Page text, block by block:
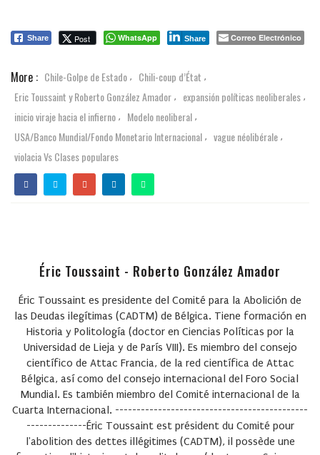
Share Post WhatsApp Share Correo Electrónico
More : Chile-Golpe de Estado , Chili-coup d’État ,
Eric Toussaint y Roberto González Amador , expansión políticas neoliberales ,
inicio viraje hacia el infierno , Modelo neoliberal ,
USA/Banco Mundial/Fondo Monetario Internacional , vague néolibérale ,
violacia Vs Clases populares
Éric Toussaint - Roberto González Amador
Éric Toussaint es presidente del Comité para la Abolición de
las Deudas ilegítimas (CADTM) de Bélgica. Tiene formación en
Historia y Politología (doctor en Ciencias Políticas por la
Universidad de Lieja y de París VIII). Es miembro del consejo
científico de Attac Francia, de la red científica de Attac
Bélgica, así como del consejo internacional del Foro Social
Mundial. Es también miembro del Comité internacional de la
Cuarta Internacional. ---------------------------------------------
--------------Éric Toussaint est président du Comité pour
l'abolition des dettes illégitimes (CADTM), il possède une